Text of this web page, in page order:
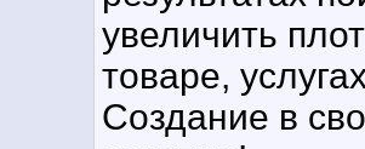
увеличить
товаре,
Создание в